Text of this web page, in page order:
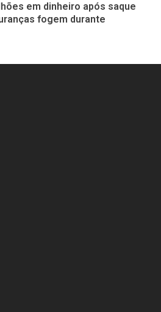
em dinheiro após saque
fogem durante